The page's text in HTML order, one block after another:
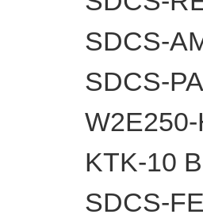
SDCS-
SDCS-
KTK-10
SDCS-